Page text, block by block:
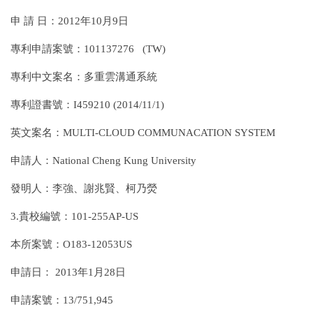
申 請 日：2012年10月9日
專利申請案號：101137276 (TW)
專利中文案名：多重雲溝通系統
專利證書號：I459210 (2014/11/1)
英文案名：MULTI-CLOUD COMMUNACATION SYSTEM
申請人：National Cheng Kung University
發明人：李強、謝兆賢、柯乃熒
3.貴校編號：101-255AP-US
本所案號：O183-12053US
申請日： 2013年1月28日
申請案號：13/751,945